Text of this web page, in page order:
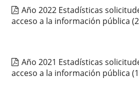
Año 2022 Estadísticas
acceso a la información pública
Año 2021 Estadísticas
acceso a la información pública